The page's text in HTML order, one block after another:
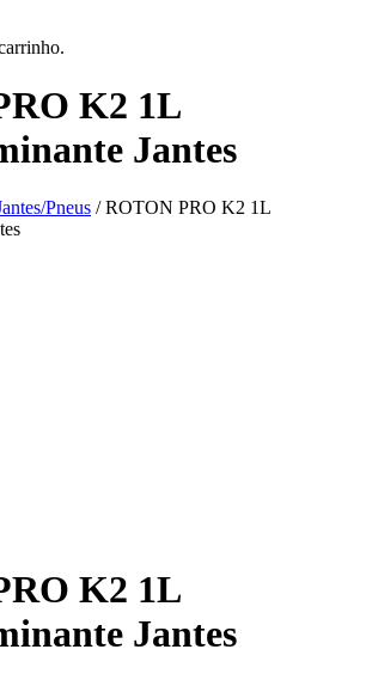
K2 1L
Jantes
Pneus / ROTON PRO K2 1L
K2 1L
Jantes